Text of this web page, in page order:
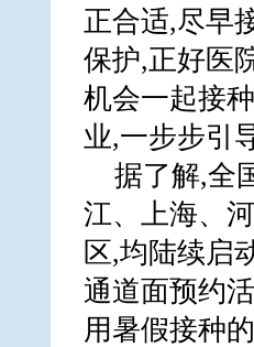
正合适,尽早
保护,正好医
机会一起接
业,一步步引
据了解,全
江、上海、
区,均陆续启
通道面预约
用暑假接种